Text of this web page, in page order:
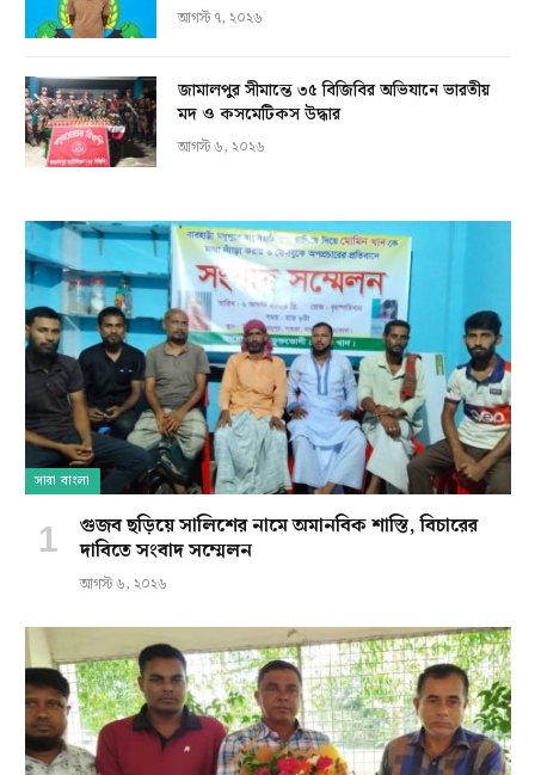
আগস্ট ৭, ২০২৬
জামালপুর সীমান্তে ৩৫ বিজিবির অভিযানে ভারতীয়
মদ ও কসমেটিকস উদ্ধার
আগস্ট ৬, ২০২৬
সারা বাংলা
গুজব ছড়িয়ে সালিশের নামে অমানবিক শাস্তি, বিচারের
দাবিতে সংবাদ সম্মেলন
আগস্ট ৬, ২০২৬